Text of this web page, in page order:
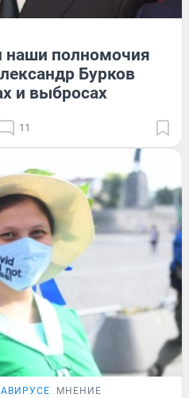
полномочия
Бурков
и выбросах
11
МНЕНИЕ